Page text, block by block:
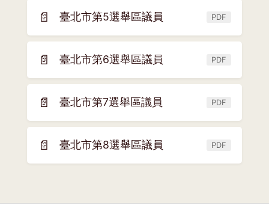
新
視
窗)
📄 臺北市第5選舉區議員 PDF
(另
開
新
視
窗)
📄 臺北市第6選舉區議員 PDF
(另
開
新
視
窗)
📄 臺北市第7選舉區議員 PDF
(另
開
新
視
窗)
📄 臺北市第8選舉區議員 PDF
(另
開